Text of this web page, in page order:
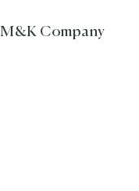
M&K Company